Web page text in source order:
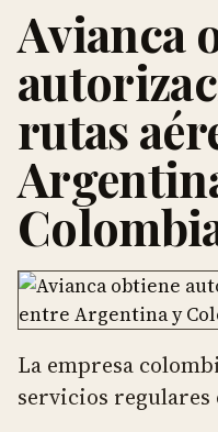
Avianca
rutas
La empresa
servicios regulares